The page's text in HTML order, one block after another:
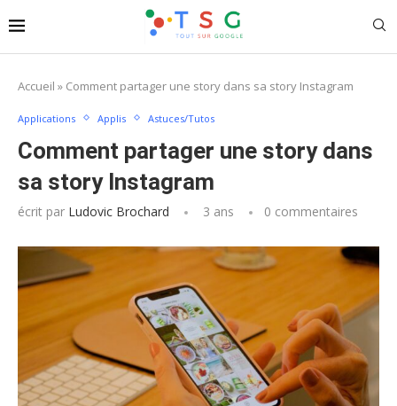
Accueil » Comment partager une story dans sa story Instagram
Applications Applis Astuces/Tutos
Comment partager une story dans
sa story Instagram
écrit par Ludovic Brochard 3 ans 0 commentaires